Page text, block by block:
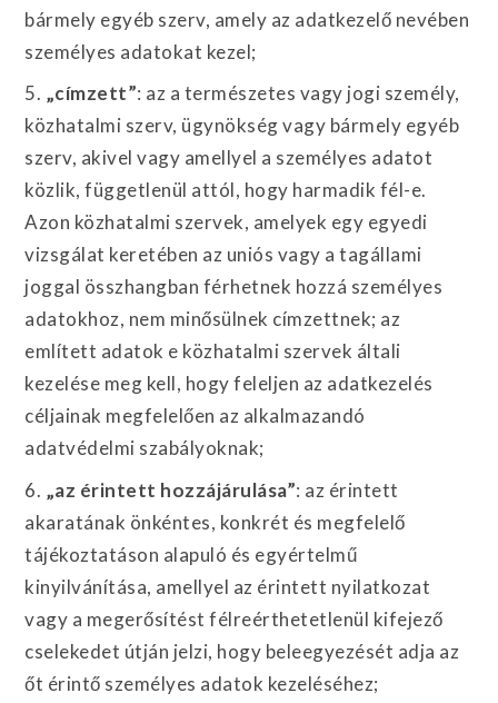
bármely egyéb szerv, amely az adatkezelő nevében
személyes adatokat kezel;
5. „címzett”: az a természetes vagy jogi személy,
közhatalmi szerv, ügynökség vagy bármely egyéb
szerv, akivel vagy amellyel a személyes adatot
közlik, függetlenül attól, hogy harmadik fél-e.
Azon közhatalmi szervek, amelyek egy egyedi
vizsgálat keretében az uniós vagy a tagállami
joggal összhangban férhetnek hozzá személyes
adatokhoz, nem minősülnek címzettnek; az
említett adatok e közhatalmi szervek általi
kezelése meg kell, hogy feleljen az adatkezelés
céljainak megfelelően az alkalmazandó
adatvédelmi szabályoknak;
6. „az érintett hozzájárulása”: az érintett
akaratának önkéntes, konkrét és megfelelő
tájékoztatáson alapuló és egyértelmű
kinyilvánítása, amellyel az érintett nyilatkozat
vagy a megerősítést félreérthetetlenül kifejező
cselekedet útján jelzi, hogy beleegyezését adja az
őt érintő személyes adatok kezeléséhez;